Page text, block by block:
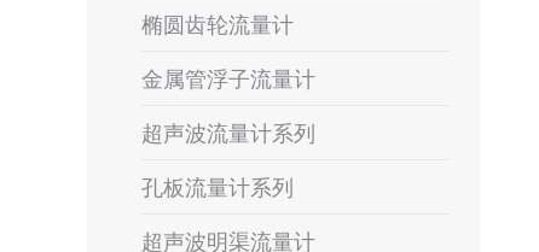
椭圆齿轮流量计
金属管浮子流量计
超声波流量计系列
孔板流量计系列
超声波明渠流量计